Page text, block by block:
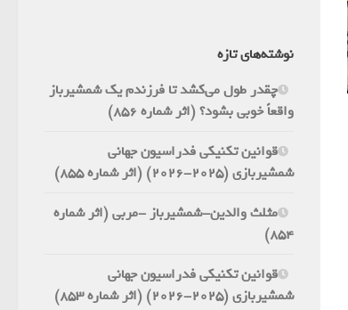
نوشته‌های تازه
چقدر طول می‌کشد تا فرزندم یک شمشیرباز
واقعاً خوبی بشود؟ (اثر شماره 856)
قوانین تکنیکی فدراسیون جهانی
شمشیربازی (2025-2026) (اثر شماره 855)
مثلث والدین-شمشیرباز -مربی (اثر شماره
854)
قوانین تکنیکی فدراسیون جهانی
شمشیربازی (2025-2026) (اثر شماره 853)